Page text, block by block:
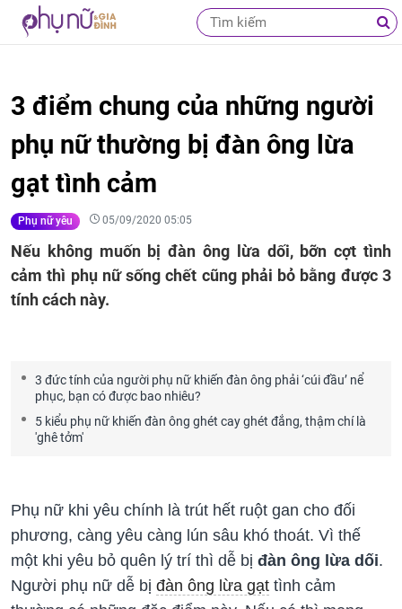
3 điểm chung của những người
phụ nữ thường bị đàn ông lừa
gạt tình cảm
Phụ nữ yêu 05/09/2020 05:05
Nếu không muốn bị đàn ông lừa dối, bỡn cợt tình
cảm thì phụ nữ sống chết cũng phải bỏ bằng được 3
tính cách này.
3 đức tính của người phụ nữ khiến đàn ông phải ‘cúi đầu’ nể
phục, bạn có được bao nhiêu?
5 kiểu phụ nữ khiến đàn ông ghét cay ghét đắng, thậm chí là
'ghê tởm'
Phụ nữ khi yêu chính là trút hết ruột gan cho đối
phương, càng yêu càng lún sâu khó thoát. Vì thế
một khi yêu bỏ quên lý trí thì dễ bị đàn ông lừa dối.
Người phụ nữ dễ bị đàn ông lừa gạt tình cảm